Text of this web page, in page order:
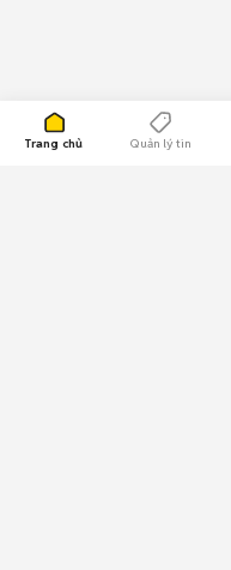
Trang chủ Quản lý tin